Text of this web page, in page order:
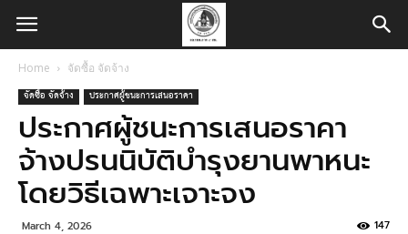
Home จัดซื้อ จัดจ้าง
จัดซื้อ จัดจ้าง ประกาศผู้ชนะการเสนอราคา
ประกาศผู้ชนะการเสนอราคา
จ้างปรนนิบัติบำรุงยานพาหนะ
โดยวิธีเฉพาะเจาะจง
March 4, 2026 147